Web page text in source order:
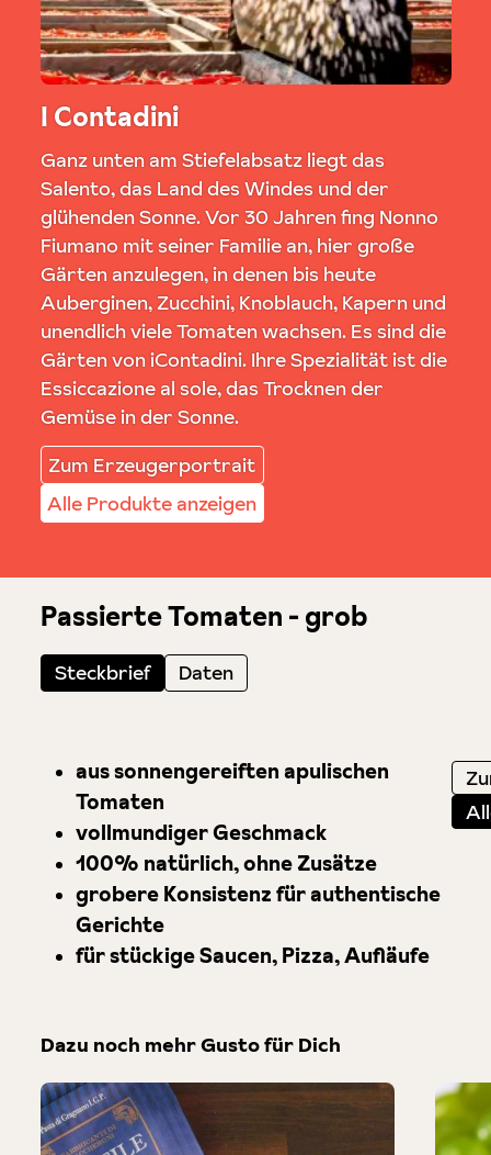
I Contadini
Ganz unten am Stiefelabsatz liegt das
Salento, das Land des Windes und der
glühenden Sonne. Vor 30 Jahren fing Nonno
Fiumano mit seiner Familie an, hier große
Gärten anzulegen, in denen bis heute
Auberginen, Zucchini, Knoblauch, Kapern und
unendlich viele Tomaten wachsen. Es sind die
Gärten von iContadini. Ihre Spezialität ist die
Essiccazione al sole, das Trocknen der
Gemüse in der Sonne.
Zum Erzeugerportrait
Alle Produkte anzeigen
Passierte Tomaten - grob
Steckbrief Daten
aus sonnengereiften apulischen
Tomaten
vollmundiger Geschmack
100% natürlich, ohne Zusätze
grobere Konsistenz für authentische
Gerichte
für stückige Saucen, Pizza, Aufläufe
Dazu noch mehr Gusto für Dich
Produktgalerie überspringen